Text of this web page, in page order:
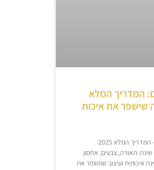
המדריך המלא
שישפר את איכות
המלא 2025
תאורה, צבעים, אחסון
איכותית ועיצוב שמשפר את